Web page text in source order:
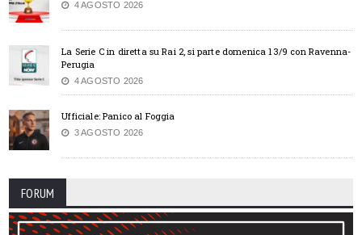
4 AGOSTO 2026
La Serie C in diretta su Rai 2, si parte domenica 13/9 con Ravenna-
Perugia
4 AGOSTO 2026
Ufficiale: Panico al Foggia
3 AGOSTO 2026
FORUM